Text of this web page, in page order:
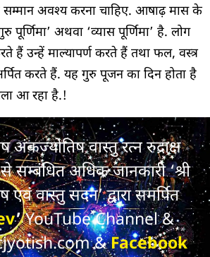
अवश्य करना चाहिए. आषाढ़ मास के
पूर्णिमा’ अथवा ‘व्यास पूर्णिमा’ है. लोग
हैं उन्हें माल्यापर्ण करते हैं तथा फल, वस्त्र
करते हैं. यह गुरु पूजन का दिन होता है
आ रहा है.!
अंकज्योतिष वास्तु रत्न रुद्राक्ष
से सम्बंधित अधिक जानकारी ‘श्री
एवं वास्तु सदन’ द्वारा समर्पित
’YouTube Channel &
&Facebook